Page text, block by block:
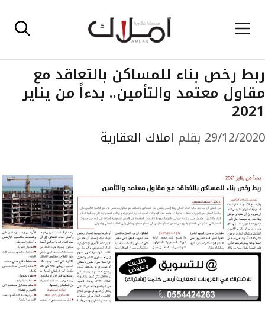
إلى القائمة
ربط رخص بناء للمساكن بالتعاقد مع
مقاول معتمد والتأمين.. بدءاً من يناير
2021
29/12/2020 بقلم املاك العقارية